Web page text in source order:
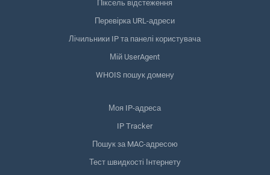
Піксель відстеження
Перевірка URL-адреси
Лічильники IP та панелі користувача
Мій UserAgent
WHOIS пошук домену
Моя IP-адреса
IP Tracker
Пошук за MAC-адресою
Тест швидкості Інтернету